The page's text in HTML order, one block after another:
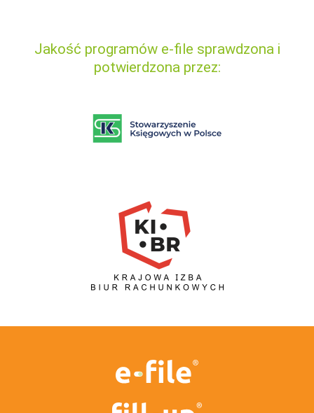
Jakość programów e-file sprawdzona i
potwierdzona przez: